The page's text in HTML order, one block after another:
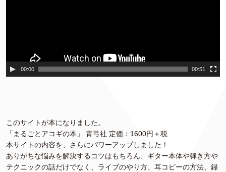
00:00 00:51
このサイトが本になりました。
「まるごとアコギの本」 青弓社 定価：1600円＋税
本サイトの内容を、さらにパワーアップしました！
ありがちな悩みを解決するコツはもちろん、ギター本体や弾き方や
テクニックの話だけでなく、ライブのやり方、耳コピーの方法、録